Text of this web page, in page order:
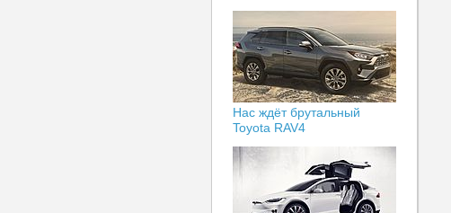
Нас ждёт брутальный
Toyota RAV4